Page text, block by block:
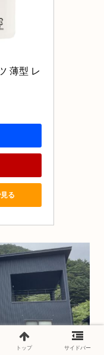
薄型 レ
る
トップ サイドバー